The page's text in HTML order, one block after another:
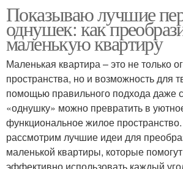
Показываю лучшие
однушек: как
маленькую квартиру
Маленькая квартира – это не только
пространства, но и возможность для
помощью правильного подхода даже
«однушку» можно превратить в
функциональное жилое
рассмотрим лучшие идеи для
маленькой квартиры, которые